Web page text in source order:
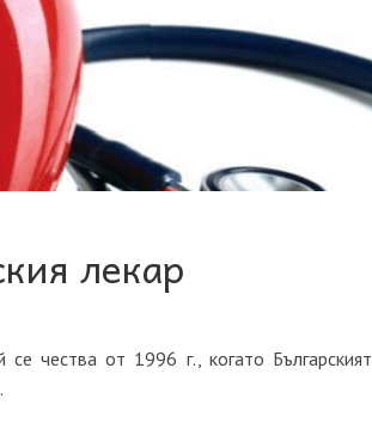
лекар
чества от 1996 г., когато Българският